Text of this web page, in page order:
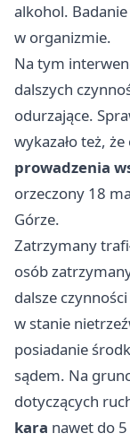
alkohol.
w organizmie.
Na tym
dalszych
odurzające.
wykazało też,
prowadzenia
orzeczony 18
Górze.
Zatrzymany
osób
dalsze
w stanie
posiadanie
sądem. Na
dotyczących
kara nawet do